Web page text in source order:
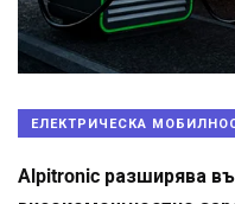
ЕЛЕКТРИЧЕСКА
Alpitronic разширява